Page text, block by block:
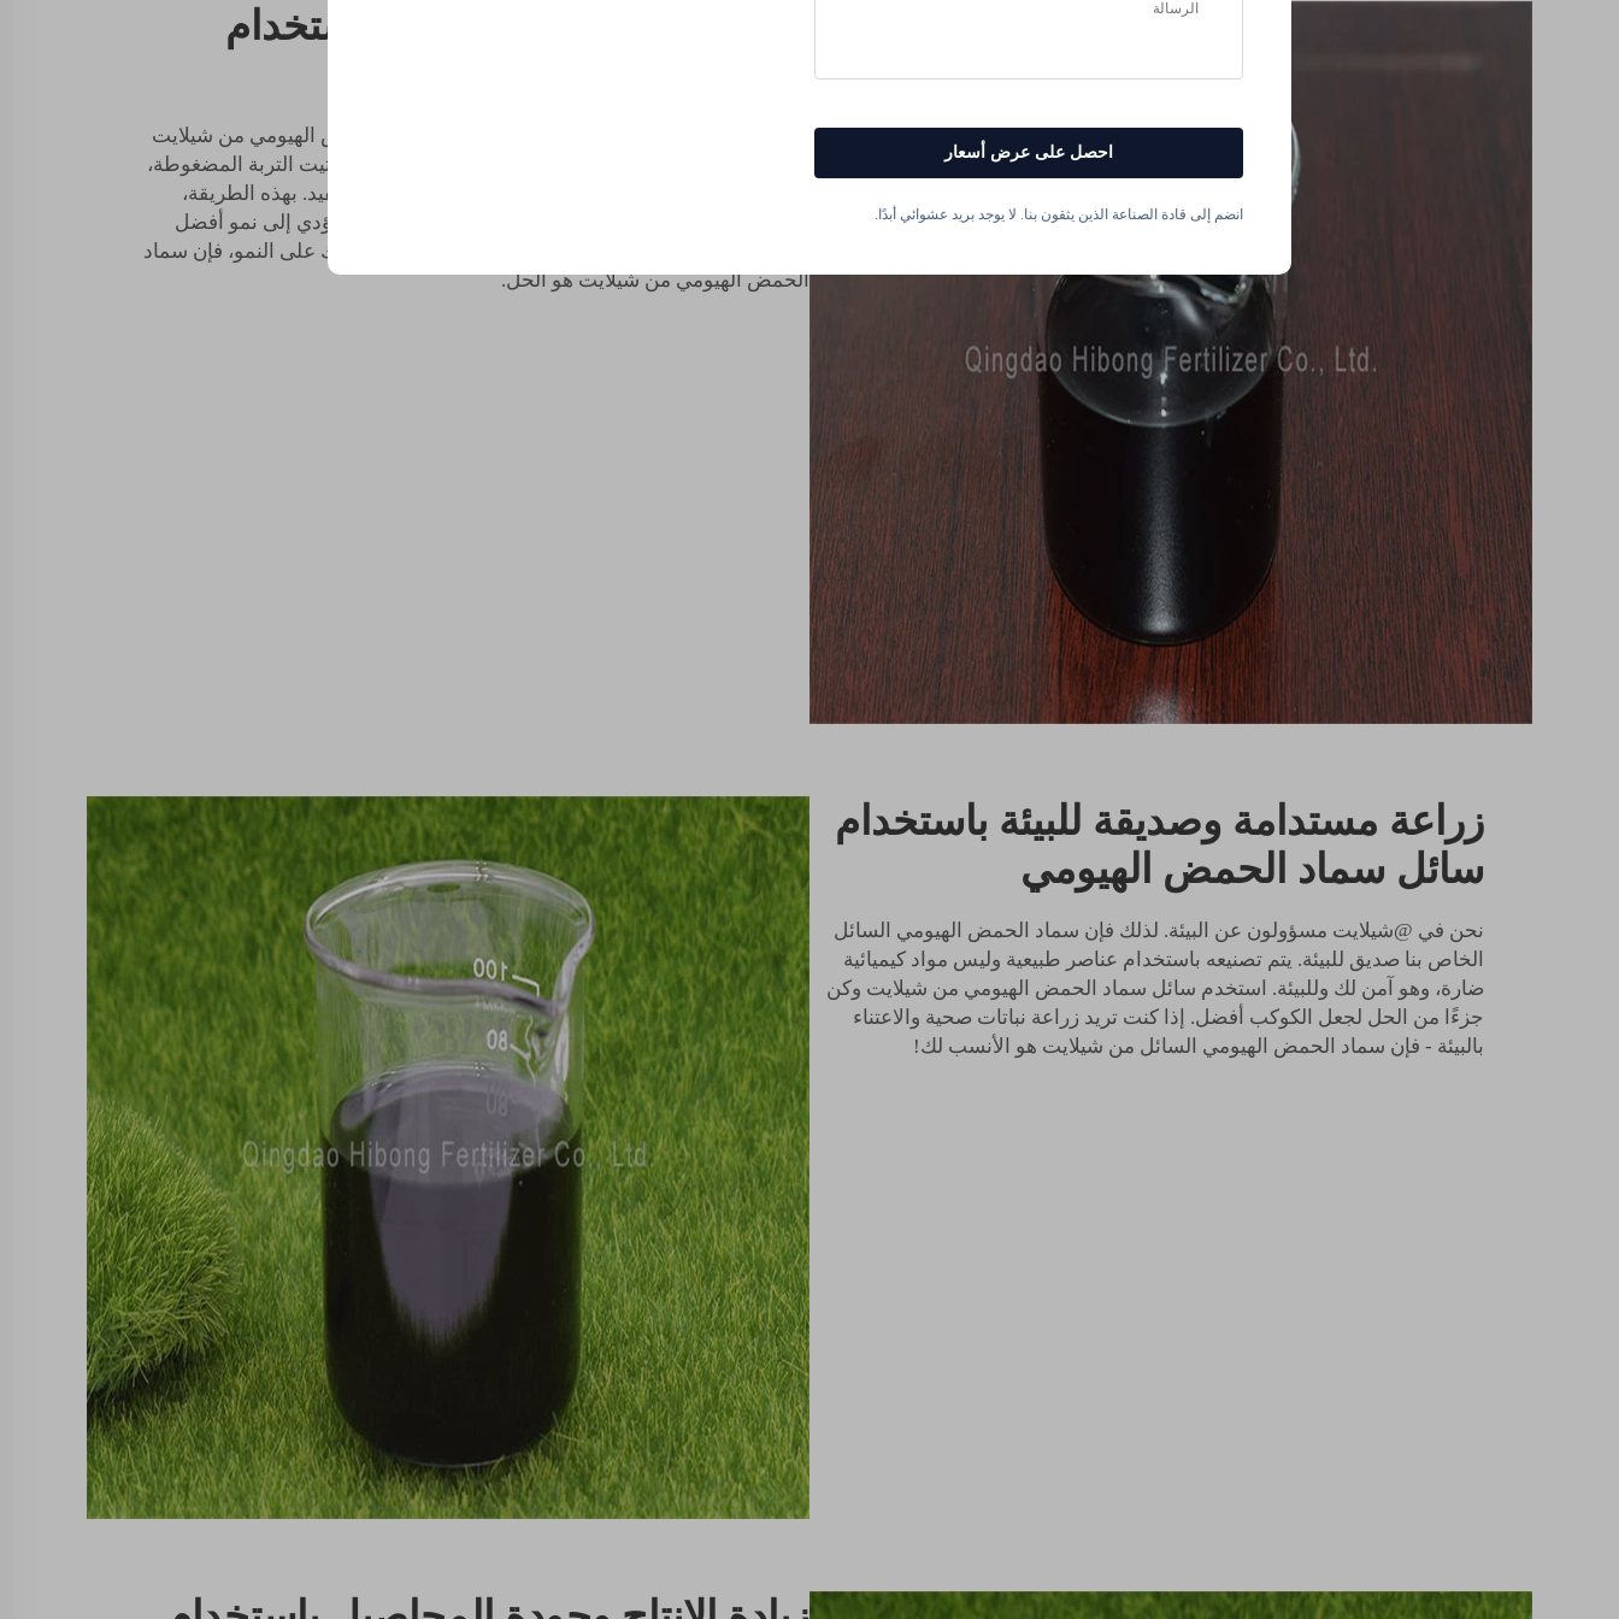
تحسين بنية التربة وصحتها باستخدام
النباتات الصحية تحتاج إلى تربة جيدة. سائل الأسمدة الحمض الهيومي من شيلايت
يمكن أن يجعل تربتك أفضل. يعمل الحمض الهيومي على تفتيت التربة المضغوطة،
واحتباس الماء في التربة وتعزيز النشاط الدقيق الحيوي المفيد. بهذه الطريقة،
تحصل نباتاتك على المزيد من العناصر الغذائية والماء، مما يؤدي إلى نمو أفضل
وأكثر صحة. إذا كنت تريد تحسين جودة تربتك وتشجيع نباتاتك على النمو، فإن سماد
الحمض الهيومي من شيلايت هو الحل.
زراعة مستدامة وصديقة للبيئة باستخدام
سائل سماد الحمض الهيومي
نحن في @شيلايت مسؤولون عن البيئة. لذلك فإن سماد الحمض الهيومي السائل
الخاص بنا صديق للبيئة. يتم تصنيعه باستخدام عناصر طبيعية وليس مواد كيميائية
ضارة، وهو آمن لك وللبيئة. استخدم سائل سماد الحمض الهيومي من شيلايت وكن
جزءًا من الحل لجعل الكوكب أفضل. إذا كنت تريد زراعة نباتات صحية والاعتناء
بالبيئة - فإن سماد الحمض الهيومي السائل من شيلايت هو الأنسب لك!
احصل على عرض أسعار
انضم إلى قادة الصناعة الذين يثقون بنا. لا يوجد بريد عشوائي أبدًا.